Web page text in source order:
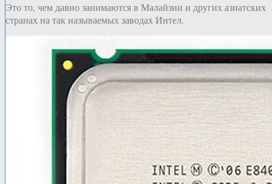
Это то, чем давно занимаются в Малайзии и других азиатских
странах на так называемых заводах Интел.